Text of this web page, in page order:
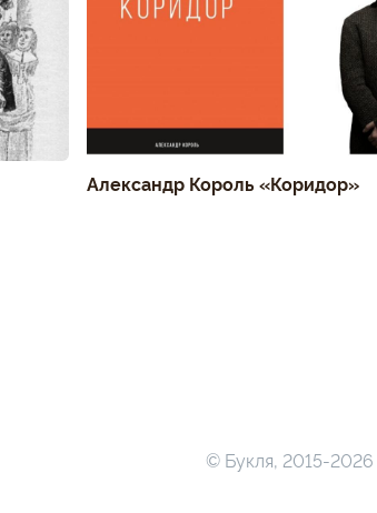
Александр Король «Коридор»
© Букля, 2015-2026